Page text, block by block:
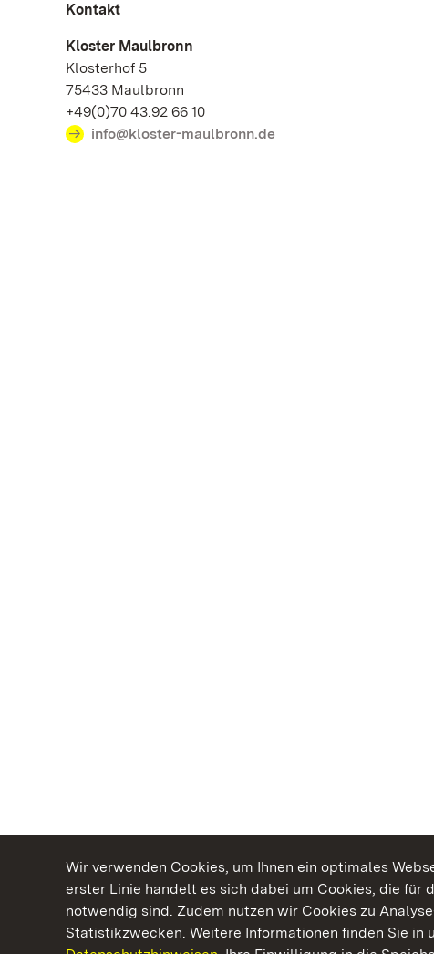
Wir verwenden Cookies, um Ihnen ein optimales
erster Linie handelt es sich dabei um Cookies, die für
notwendig sind. Zudem nutzen wir Cookies zu
Statistikzwecken. Weitere Informationen finden Sie in
Kontakt
Kloster Maulbronn
Klosterhof 5
75433 Maulbronn
+49(0)70 43.92 66 10
info@kloster-maulbronn.de